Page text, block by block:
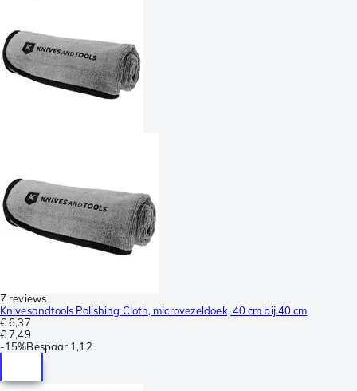
7 reviews
Knivesandtools Polishing Cloth, microvezeldoek, 40 cm bij 40 cm
€ 6,37
€ 7,49
-15%Bespaar 1,12